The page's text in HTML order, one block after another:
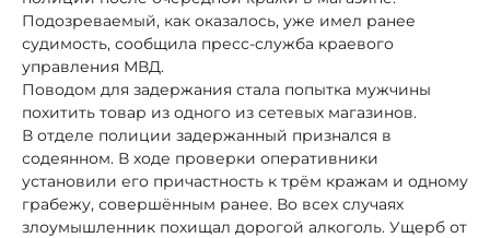
Подозреваемый, как оказалось, уже имел ранее
судимость, сообщила пресс-служба краевого
управления МВД.
Поводом для задержания стала попытка мужчины
похитить товар из одного из сетевых магазинов.
В отделе полиции задержанный признался в
содеянном. В ходе проверки оперативники
установили его причастность к трём кражам и одному
грабежу, совершённым ранее. Во всех случаях
злоумышленник похищал дорогой алкоголь. Ущерб от